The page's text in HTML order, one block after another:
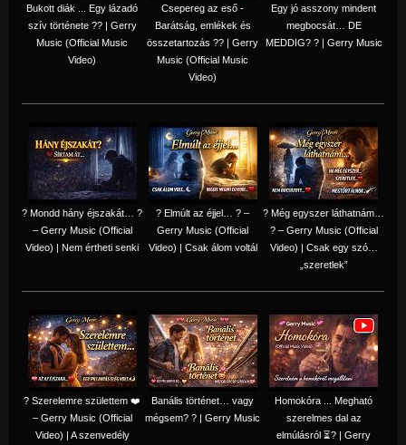
Bukott diák ... Egy lázadó
szív története ?? | Gerry
Music (Official Music
Video)
Csepereg az eső -
Barátság, emlékek és
összetartozás ?️? | Gerry
Music (Official Music
Video)
Egy jó asszony mindent
megbocsát… DE
MEDDIG? ? | Gerry Music
? Mondd hány éjszakát… ?
– Gerry Music (Official
Video) | Nem értheti senki
? Elmúlt az éjjel… ? –
Gerry Music (Official
Video) | Csak álom voltál
? Még egyszer láthatnám…
? – Gerry Music (Official
Video) | Csak egy szó…
„szeretlek”
? Szerelemre születtem ❤️
– Gerry Music (Official
Video) | A szenvedély
Banális történet… vagy
mégsem? ? | Gerry Music
Homokóra ... Megható
szerelmes dal az
elmúlásról ⏳? | Gerry